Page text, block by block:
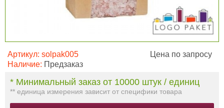
Артикул: solpak005
Наличие: Предзаказ
Цена по запросу
* Минимальный заказ от 10000 штук / единиц
** единица измерения зависит от специфики товара